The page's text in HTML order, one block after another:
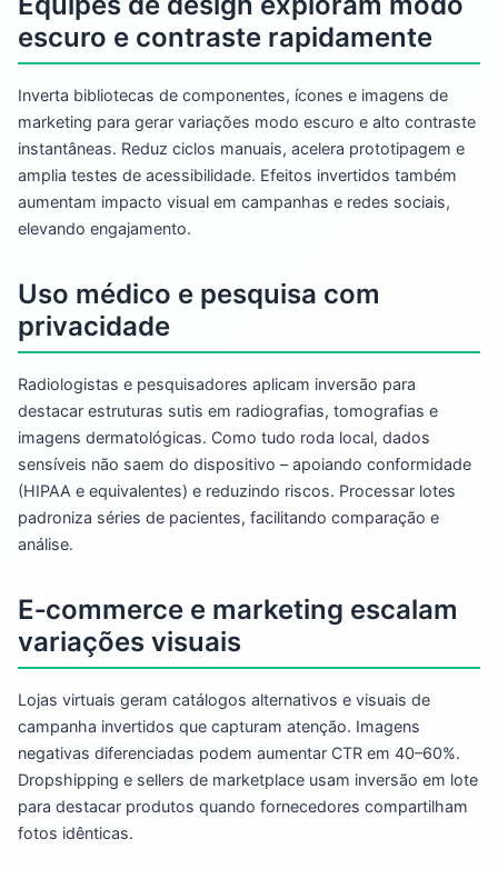
escuro e contraste rapidamente
Inverta bibliotecas de componentes, ícones e imagens de
marketing para gerar variações modo escuro e alto contraste
instantâneas. Reduz ciclos manuais, acelera prototipagem e
amplia testes de acessibilidade. Efeitos invertidos também
aumentam impacto visual em campanhas e redes sociais,
elevando engajamento.
Uso médico e pesquisa com
privacidade
Radiologistas e pesquisadores aplicam inversão para
destacar estruturas sutis em radiografias, tomografias e
imagens dermatológicas. Como tudo roda local, dados
sensíveis não saem do dispositivo – apoiando conformidade
(HIPAA e equivalentes) e reduzindo riscos. Processar lotes
padroniza séries de pacientes, facilitando comparação e
análise.
E‑commerce e marketing escalam
variações visuais
Lojas virtuais geram catálogos alternativos e visuais de
campanha invertidos que capturam atenção. Imagens
negativas diferenciadas podem aumentar CTR em 40–60%.
Dropshipping e sellers de marketplace usam inversão em lote
para destacar produtos quando fornecedores compartilham
fotos idênticas.